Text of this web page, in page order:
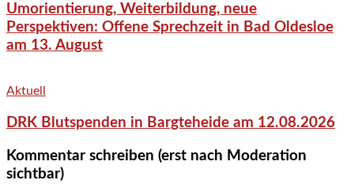
Umorientierung, Weiterbildung, neue
Perspektiven: Offene Sprechzeit in Bad Oldesloe
am 13. August
Aktuell
DRK Blutspenden in Bargteheide am 12.08.2026
Kommentar schreiben (erst nach Moderation
sichtbar)